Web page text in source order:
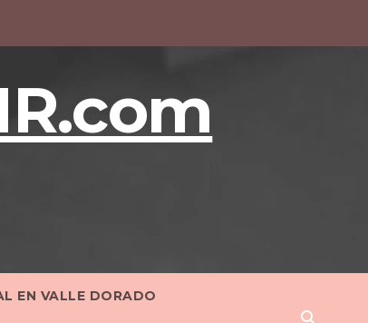
EN VALLE DORADO